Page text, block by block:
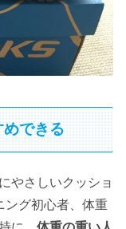
できる
やさしいクッショ
ング初心者、体重